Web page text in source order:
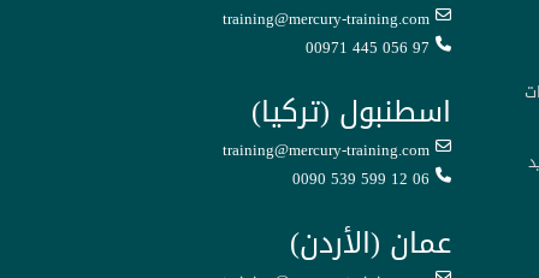
training@mercury-training.com
00971 445 056 97
اسطنبول (تركيا)
training@mercury-training.com
0090 539 599 12 06
عمان (الأردن)